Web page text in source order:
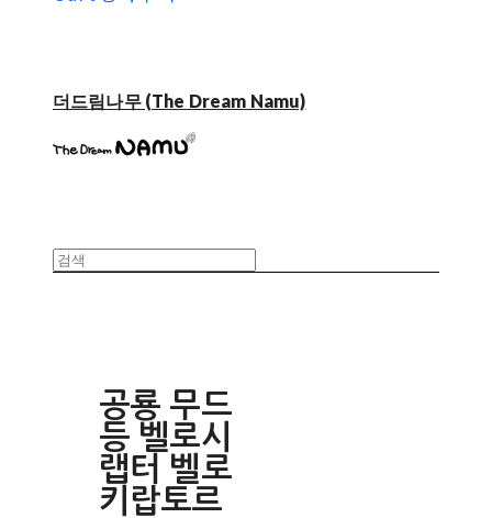
더드림나무 (The Dream Namu)
공룡 무드
등 벨로시
랩터 벨로
키랍토르